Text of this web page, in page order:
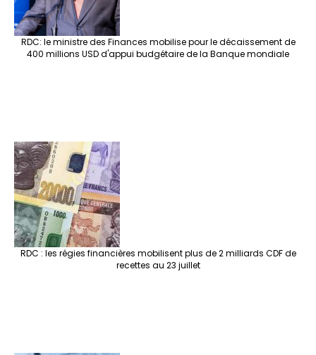
RDC: le ministre des Finances mobilise pour le décaissement de
400 millions USD d'appui budgétaire de la Banque mondiale
RDC : les régies financières mobilisent plus de 2 milliards CDF de
recettes au 23 juillet